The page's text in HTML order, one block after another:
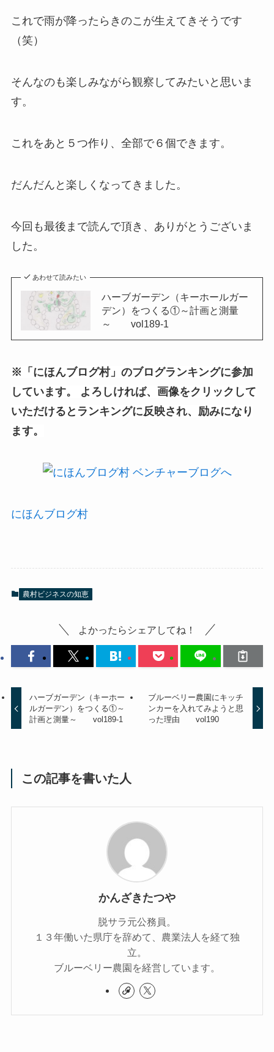
これで雨が降ったらきのこが生えてきそうです
（笑）
そんなのも楽しみながら観察してみたいと思いま
す。
これをあと５つ作り、全部で６個できます。
だんだんと楽しくなってきました。
今回も最後まで読んで頂き、ありがとうございま
した。
あわせて読みたい
ハーブガーデン（キーホールガー
デン）をつくる①～計画と測量
～ vol189-1
※「にほんブログ村」のブログランキングに参加
しています。 よろしければ、画像をクリックして
いただけるとランキングに反映され、励みになり
ます。
にほんブログ村
農村ビジネスの知恵
よかったらシェアしてね！
ハーブガーデン（キーホー
ルガーデン）をつくる①～
計画と測量～ vol189-1
ブルーベリー農園にキッチ
ンカーを入れてみようと思
った理由 vol190
この記事を書いた人
かんざきたつや
脱サラ元公務員。
１３年働いた県庁を辞めて、農業法人を経て独
立。
ブルーベリー農園を経営しています。